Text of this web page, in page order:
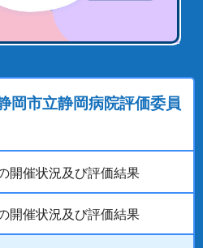
岡市立静岡病院評価委員
開催状況及び評価結果
開催状況及び評価結果